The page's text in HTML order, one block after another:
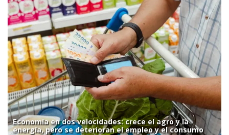
Economía en dos velocidades: crece el agro y la
energía, pero se deterioran el empleo y el consumo